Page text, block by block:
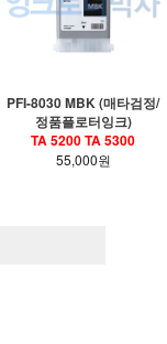
PFI-8030 MBK (매타검정/
정품플로터잉크)
TA 5200 TA 5300
55,000원